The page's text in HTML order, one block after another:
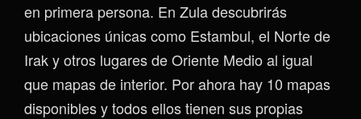
en primera persona. En Zula descubrirás
ubicaciones únicas como Estambul, el Norte de
Irak y otros lugares de Oriente Medio al igual
que mapas de interior. Por ahora hay 10 mapas
disponibles y todos ellos tienen sus propias